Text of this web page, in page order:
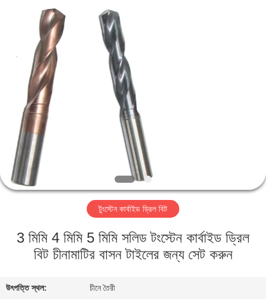
বাড়ি
আমাদের
সম্পর্কে
কারখানা
Manufacturing
Reserved.
টুংস্টেন কার্বাইড ড্রিল বিট
3 মিমি 4 মিমি 5 মিমি সলিড টংস্টেন কার্বাইড ড্রিল
বিট চীনামাটির বাসন টাইলের জন্য সেট করুন
উৎপত্তি স্থল: চীনে তৈরী